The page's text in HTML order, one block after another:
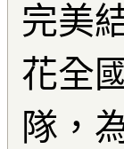
完美
花全
隊，